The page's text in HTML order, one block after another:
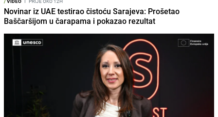
Novinar iz UAE testirao čistoću Sarajeva: Prošetao
Baščaršijom u čarapama i pokazao rezultat